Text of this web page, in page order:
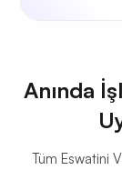
Anında
Tüm Eswatini